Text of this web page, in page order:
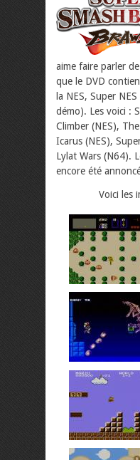
aime faire parler
que le DVD
la NES, Super
démo). Les voici :
Climber (NES),
Icarus (NES),
Lylat Wars (N64).
encore été
Voici les